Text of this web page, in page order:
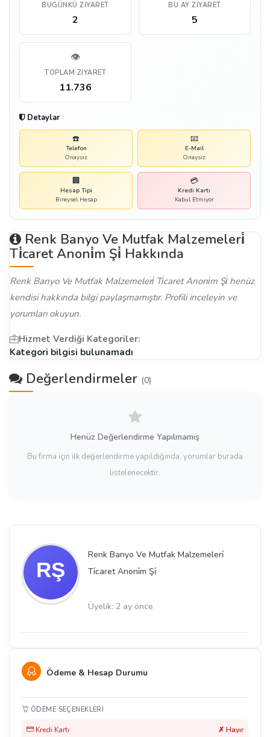
Renk Banyo Ve Mutfak Malzemeleri̇
Ti̇caret Anoni̇m Şi̇
Üyelik: 2 ay önce
Ödeme & Hesap Durumu
ÖDEME SEÇENEKLERI
Kredi Kartı ✗ Hayır
BUGÜNKÜ ZIYARET
2
BU AY ZIYARET
5
👁️
TOPLAM ZIYARET
11.736
Detaylar
☎️
Telefon
Onaysız
📧
E-Mail
Onaysız
🏢
Hesap Tipi
Bireysel Hesap
💳
Kredi Kartı
Kabul Etmiyor
Renk Banyo Ve Mutfak Malzemeleri̇
Ti̇caret Anoni̇m Şi̇ Hakkında
Renk Banyo Ve Mutfak Malzemeleri̇ Ti̇caret Anoni̇m Şi̇ henüz
kendisi hakkında bilgi paylaşmamıştır. Profili inceleyin ve
yorumları okuyun.
Hizmet Verdiği Kategoriler:
Kategori bilgisi bulunamadı
Değerlendirmeler (0)
Henüz Değerlendirme Yapılmamış
Bu firma için ilk değerlendirme yapıldığında, yorumlar burada
listelenecektir.